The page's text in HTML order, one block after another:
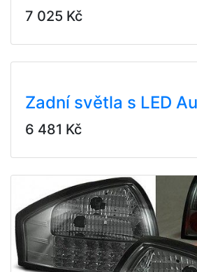
7 025 Kč
Zadní světla s LED
6 481 Kč